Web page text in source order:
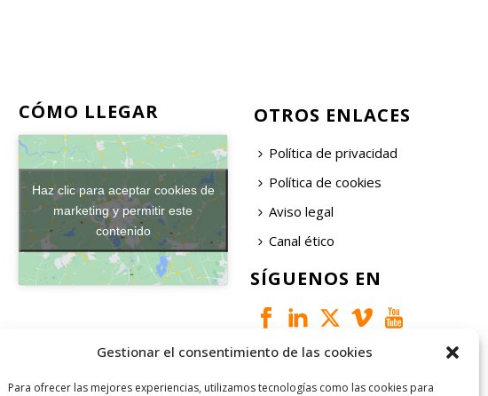
Gestionar el consentimiento de las cookies
Para ofrecer las mejores experiencias, utilizamos tecnologías como las cookies para
CÓMO LLEGAR
Haz clic para aceptar cookies de
marketing y permitir este
contenido
OTROS ENLACES
Política de privacidad
Política de cookies
Aviso legal
Canal ético
SÍGUENOS EN